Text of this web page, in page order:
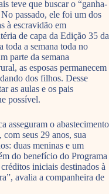
teve que buscar o “ganha-
passado, ele foi um dos
à escravidão em
de capa da Edição 35 da
toda a semana toda no
parte da semana
as esposas permanecem
dos filhos. Desse
as aulas e os pais
possível.
asseguram o abastecimento
seus 29 anos, sua
duas meninas e um
do benefício do Programa
iniciais destinados à
avalia a companheira de